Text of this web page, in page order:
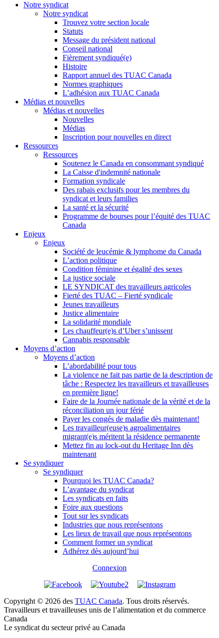
Notre syndicat
Notre syndicat
Trouvez votre section locale
Statuts
Message du président national
Conseil national
Fièrement syndiqué(e)
Histoire
Rapport annuel des TUAC Canada
Normes graphiques
L’adhésion aux TUAC Canada
Médias et nouvelles
Médias et nouvelles
Nouvelles
Médias
Inscription pour nouvelles en direct
Ressources
Ressources
Soutenez le Canada en consommant syndiqué
La Caisse d'indemnité nationale
Formation syndicale
Des rabais exclusifs pour les membres du
syndicat et leurs families
La santé et la sécurité
Programme de bourses pour l’équité des TUAC
Canada
Enjeux
Enjeux
Société de leucémie & lymphome du Canada
L’action politique
Condition féminine et égalité des sexes
La justice sociale
LE SYNDICAT des travailleurs agricoles
Fierté des TUAC – Fierté syndicale
Jeunes travailleurs
Justice alimentaire
La solidarité mondiale
Les chauffeur(e)s d’Uber s’unissent
Cannabis responsable
Moyens d’action
Moyens d’action
L’abordabilité pour tous
La violence ne fait pas partie de la description de
tâche : Respectez les travailleurs et travailleuses
en première ligne!
Faire de la Journée nationale de la vérité et de la
réconciliation un jour férié
Payer les congés de maladie dès maintenant!
Les travailleur(euse)s agroalimentaires
migrant(e)s méritent la résidence permanente
Mettez fin au lock-out du Heritage Inn dès
maintenant
Se syndiquer
Se syndiquer
Pourquoi les TUAC Canada?
L’avantage du syndicat
Les syndicats en faits
Foire aux questions
Tout sur les syndicats
Industries que nous représentons
Les lieux de travail que nous représentons
Comment former un syndicat
Adhérez dès aujourd’hui
Connexion
Copyright © 2026 des TUAC Canada. Tous droits réservés.
Travailleurs et travailleuses unis de l’alimentation et du commerce
Canada
Le syndicat du secteur privé au Canada